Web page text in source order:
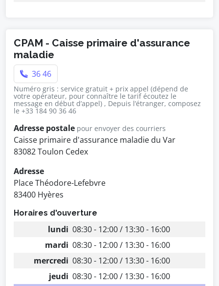
CPAM - Caisse primaire d'assurance
maladie
36 46
Numéro gris : service gratuit + prix appel (dépend de
votre opérateur, pour connaître le tarif écoutez le
message en début d’appel) , Depuis l’étranger, composez
le +33 184 90 36 46
Adresse postale pour envoyer des courriers
Caisse primaire d'assurance maladie du Var
83082 Toulon Cedex
Adresse
Place Théodore-Lefebvre
83400 Hyères
Horaires d'ouverture
lundi 08:30 - 12:00 / 13:30 - 16:00
mardi 08:30 - 12:00 / 13:30 - 16:00
mercredi 08:30 - 12:00 / 13:30 - 16:00
jeudi 08:30 - 12:00 / 13:30 - 16:00